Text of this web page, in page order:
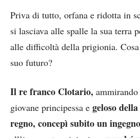
Priva di tutto, orfana e ridotta in
si lasciava alle spalle la sua terra
alle difficoltà della prigionia. Cosa
suo futuro?
Il re franco Clotario,
giovane principessa e geloso
regno, concepì subito un